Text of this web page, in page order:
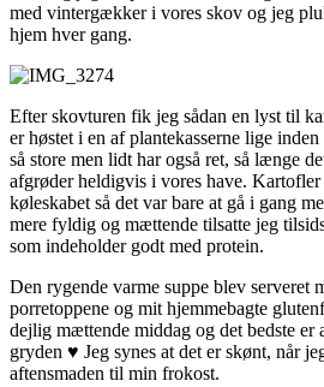
med vintergækker i vores skov og jeg
hjem hver gang.
Efter skovturen fik jeg sådan en lyst til
er høstet i en af plantekasserne lige
så store men lidt har også ret, så længe
afgrøder heldigvis i vores have.
køleskabet så det var bare at gå i gang
mere fyldig og mættende tilsatte jeg
som indeholder godt med protein.
Den rygende varme suppe blev serveret
porretoppene og mit hjemmebagte
dejlig mættende middag og det bedste er
gryden ♥ Jeg synes at det er skønt, når
aftensmaden til min frokost.